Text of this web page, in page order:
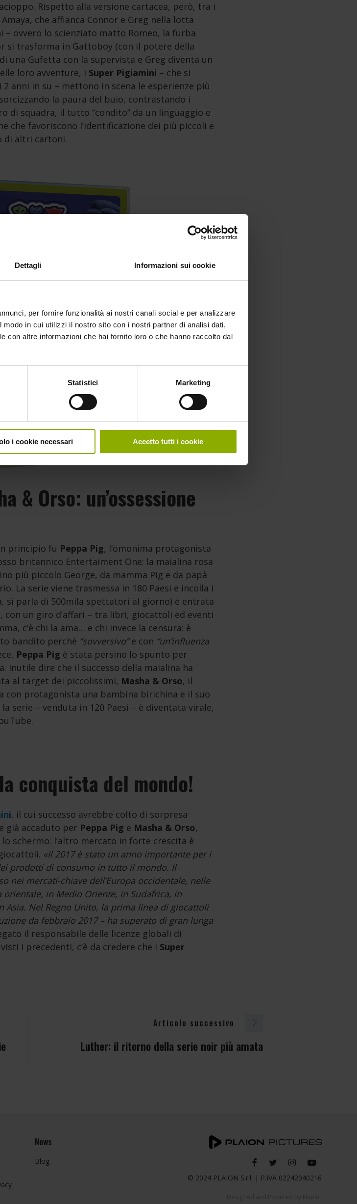
Dettagli Informazioni sui cookie
per fornire funzionalità ai nostri canali social e per analizzare
in cui utilizzi il nostro sito con i nostri partner di analisi dati,
con altre informazioni che hai fornito loro o che hanno raccolto dal
Statistici Marketing
i cookie necessari Accetto tutti i cookie
Rispetto alla versione cartacea, però, tra i
che affianca Connor e Greg nella lotta
ovvero lo scienziato matto Romeo, la furba
si trasforma in Gattoboy (con il potere della
una Gufetta con la supervista e Greg diventa un
loro avventure, i Super Pigiamini – che si
anni in su – mettono in scena le esperienze più
la paura del buio, contrastando i
di squadra, il tutto “condito” da un linguaggio e
che favoriscono l’identificazione dei più piccoli e
di altri cartoni.
& Orso: un’ossessione
principio fu Peppa Pig, l’omonima protagonista
britannico Entertaiment One: la maialina rosa
più piccolo George, da mamma Pig e da papà
La serie viene trasmessa in 180 Paesi e incolla i
si parla di 500mila spettatori al giorno) è entrata
un giro d’affari – tra libri, giocattoli ed eventi
c’è chi la ama… e chi invece la censura: è
bandito perché “sovversivo”e con “un’influenza
Peppa Pig è stata persino lo spunto per
Inutile dire che il successo della maialina ha
al target dei piccolissimi, Masha & Orso, il
con protagonista una bambina birichina e il suo
serie – venduta in 120 Paesi – è diventata virale,
conquista del mondo!
, il cui successo avrebbe colto di sorpresa
già accaduto per Peppa Pig e Masha & Orso,
schermo: l’altro mercato in forte crescita è
«Il 2017 è stato un anno importante per i
prodotti di consumo in tutto il mondo. Il
nei mercati-chiave dell’Europa occidentale, nelle
orientale, in Medio Oriente, in Sudafrica, in
Asia. Nel Regno Unito, la prima linea di giocattoli
da febbraio 2017 – ha superato di gran lunga
il responsabile delle licenze globali di
i precedenti, c’è da credere che i Super
Articolo successivo
Luther: il ritorno della serie noir più amata
News
Blog
© 2024 PLAION S.r.l. | P.IVA 02242040216